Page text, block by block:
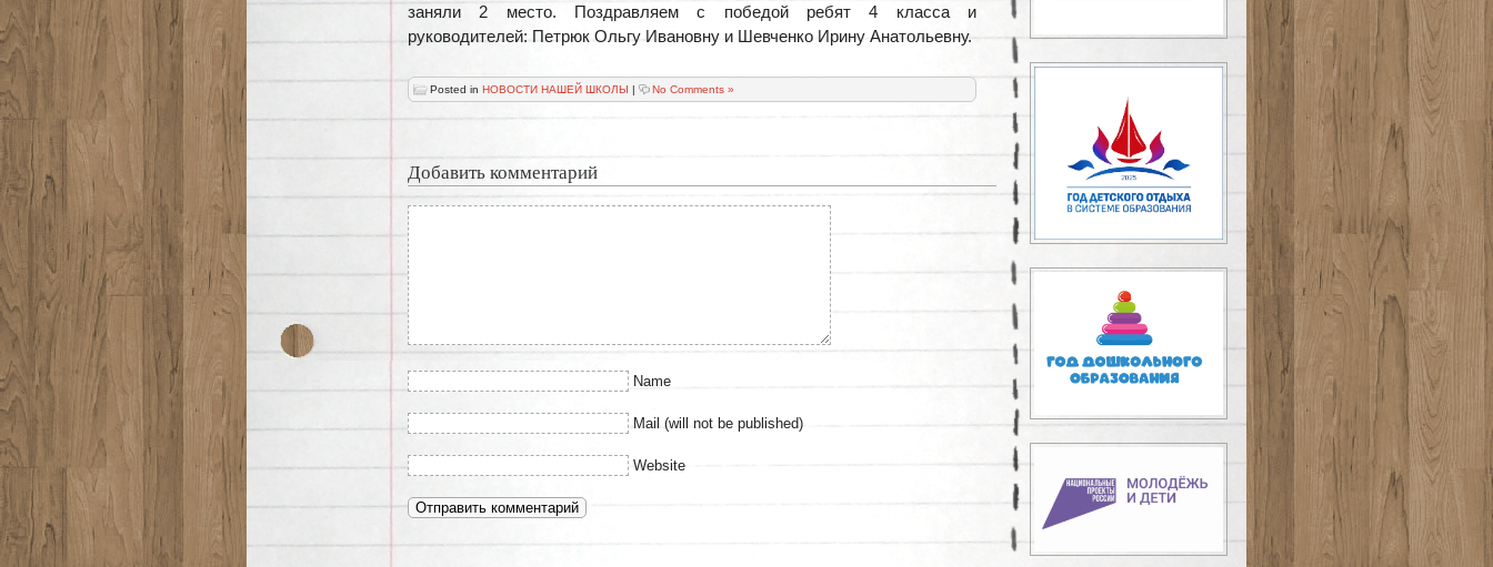
заняли 2 место. Поздравляем с победой ребят 4 класса и
руководителей: Петрюк Ольгу Ивановну и Шевченко Ирину Анатольевну.
Posted in НОВОСТИ НАШЕЙ ШКОЛЫ | No Comments »
Добавить комментарий
Name
Mail (will not be published)
Website